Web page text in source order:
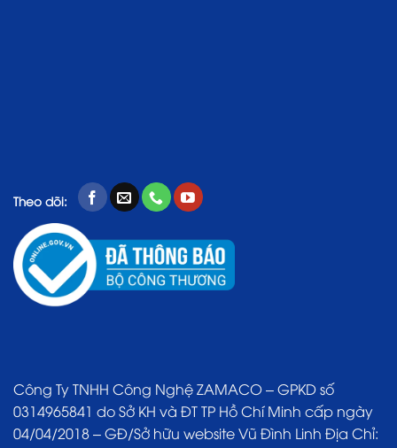
Theo dõi:
Công Ty TNHH Công Nghệ ZAMACO – GPKD số
0314965841 do Sở KH và ĐT TP Hồ Chí Minh cấp ngày
04/04/2018 – GĐ/Sở hữu website Vũ Đình Linh Địa Chỉ: